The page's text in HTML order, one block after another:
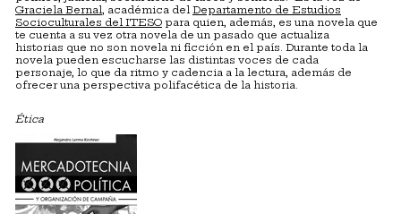
Graciela Bernal, académica delDepartamento de Estudios
Socioculturales del ITESO para quien, además, es una novela que
te cuenta a su vez otra novela de un pasado que actualiza
historias que no son novela ni ficción en el país. Durante toda la
novela pueden escucharse las distintas voces de cada
personaje, lo que da ritmo y cadencia a la lectura, además de
ofrecer una perspectiva polifacética de la historia.
Ética